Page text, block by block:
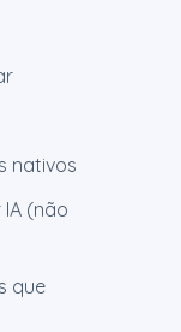
nativos
(não
que